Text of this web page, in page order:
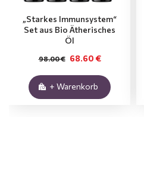
„Starkes Immunsystem“
Set aus Bio Ätherisches
Öl
68.60 €
98.00 €
+ Warenkorb